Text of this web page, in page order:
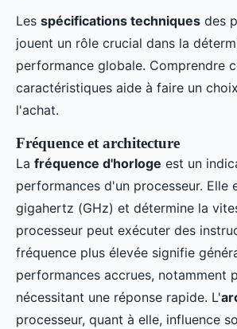
Les spécifications techniques des
jouent un rôle crucial dans la
performance globale. Comprendre
caractéristiques aide à faire un
l'achat.
Fréquence et architecture
La fréquence d'horloge est un
performances d'un processeur. Elle
gigahertz (GHz) et détermine la
processeur peut exécuter des
fréquence plus élevée signifie
performances accrues, notamment
nécessitant une réponse rapide. L'
processeur, quant à elle, influence